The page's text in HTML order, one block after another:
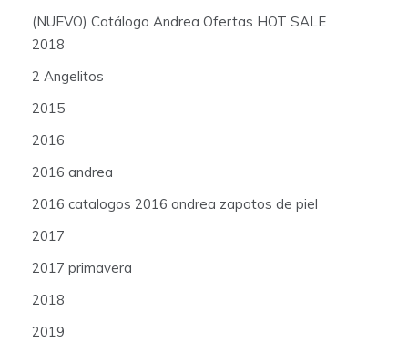
(NUEVO) Catálogo Andrea Ofertas HOT SALE
2018
2 Angelitos
2015
2016
2016 andrea
2016 catalogos 2016 andrea zapatos de piel
2017
2017 primavera
2018
2019